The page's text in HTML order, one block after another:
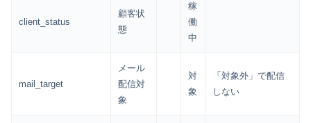
client_status
顧客状
態
稼
働
中
mail_target
メール
配信対
象
対
象
「対象外」で配信
しない